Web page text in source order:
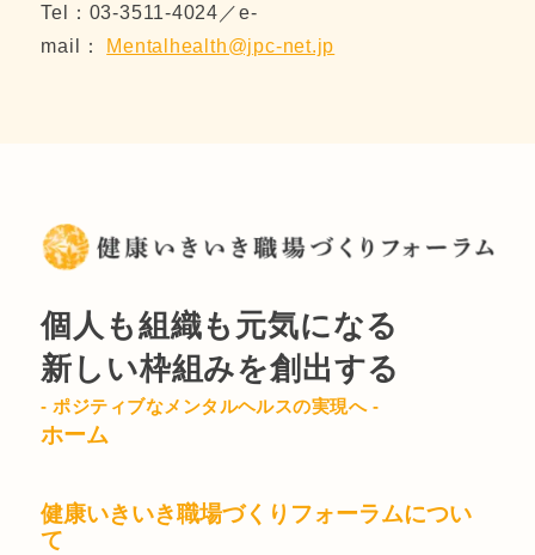
Tel：03-3511-4024／e-
mail：
Mentalhealth@jpc-net.jp
個人も組織も元気になる
新しい枠組みを創出する
- ポジティブなメンタルヘルスの実現へ -
ホーム
健康いきいき職場づくりフォーラムについ
て